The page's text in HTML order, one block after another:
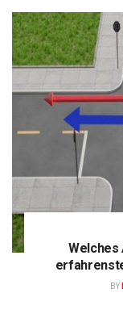
Welches
BY